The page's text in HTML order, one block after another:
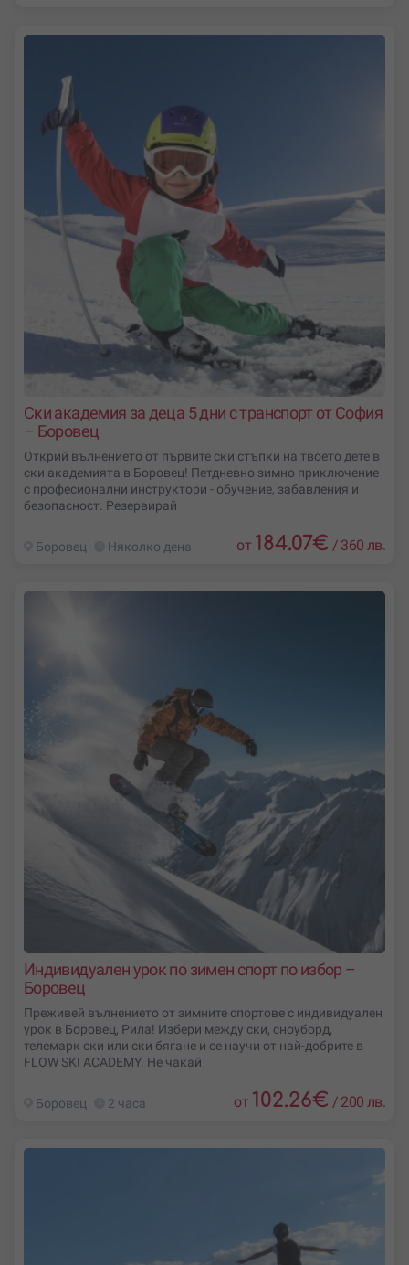
Ски академия за деца 5 дни с транспорт от София
– Боровец
Открий вълнението от първите ски стъпки на твоето дете в
ски академията в Боровец! Петдневно зимно приключение
с професионални инструктори - обучение, забавления и
безопасност. Резервирай
Боровец Няколко дена от 184.07€ / 360 лв.
Индивидуален урок по зимен спорт по избор –
Боровец
Преживей вълнението от зимните спортове с индивидуален
урок в Боровец, Рила! Избери между ски, сноуборд,
телемарк ски или ски бягане и се научи от най-добрите в
FLOW SKI ACADEMY. Не чакай
Боровец 2 часа от 102.26€ / 200 лв.